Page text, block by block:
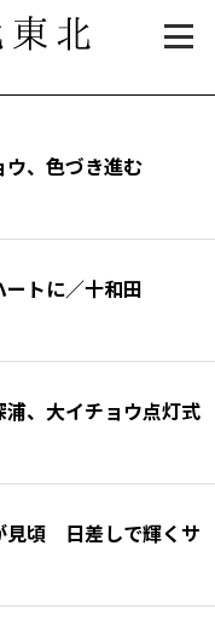
、色づき進む
トに／十和田
、大イチョウ点灯式
見頃 日差しで輝くサ